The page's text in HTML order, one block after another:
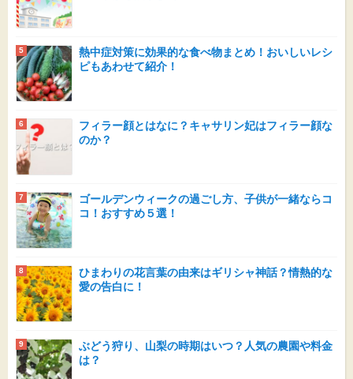
熱中症対策に効果的な食べ物まとめ！おいしいレシ
ピもあわせて紹介！
フィラー顔とはなに？キャサリン妃はフィラー顔な
のか？
ゴールデンウィークの過ごし方、子供が一緒ならコ
コ！おすすめ５選！
ひまわりの花言葉の由来はギリシャ神話？情熱的な
愛の告白に！
ぶどう狩り、山梨の時期はいつ？人気の農園や料金
は？